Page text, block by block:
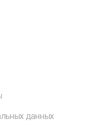
данных